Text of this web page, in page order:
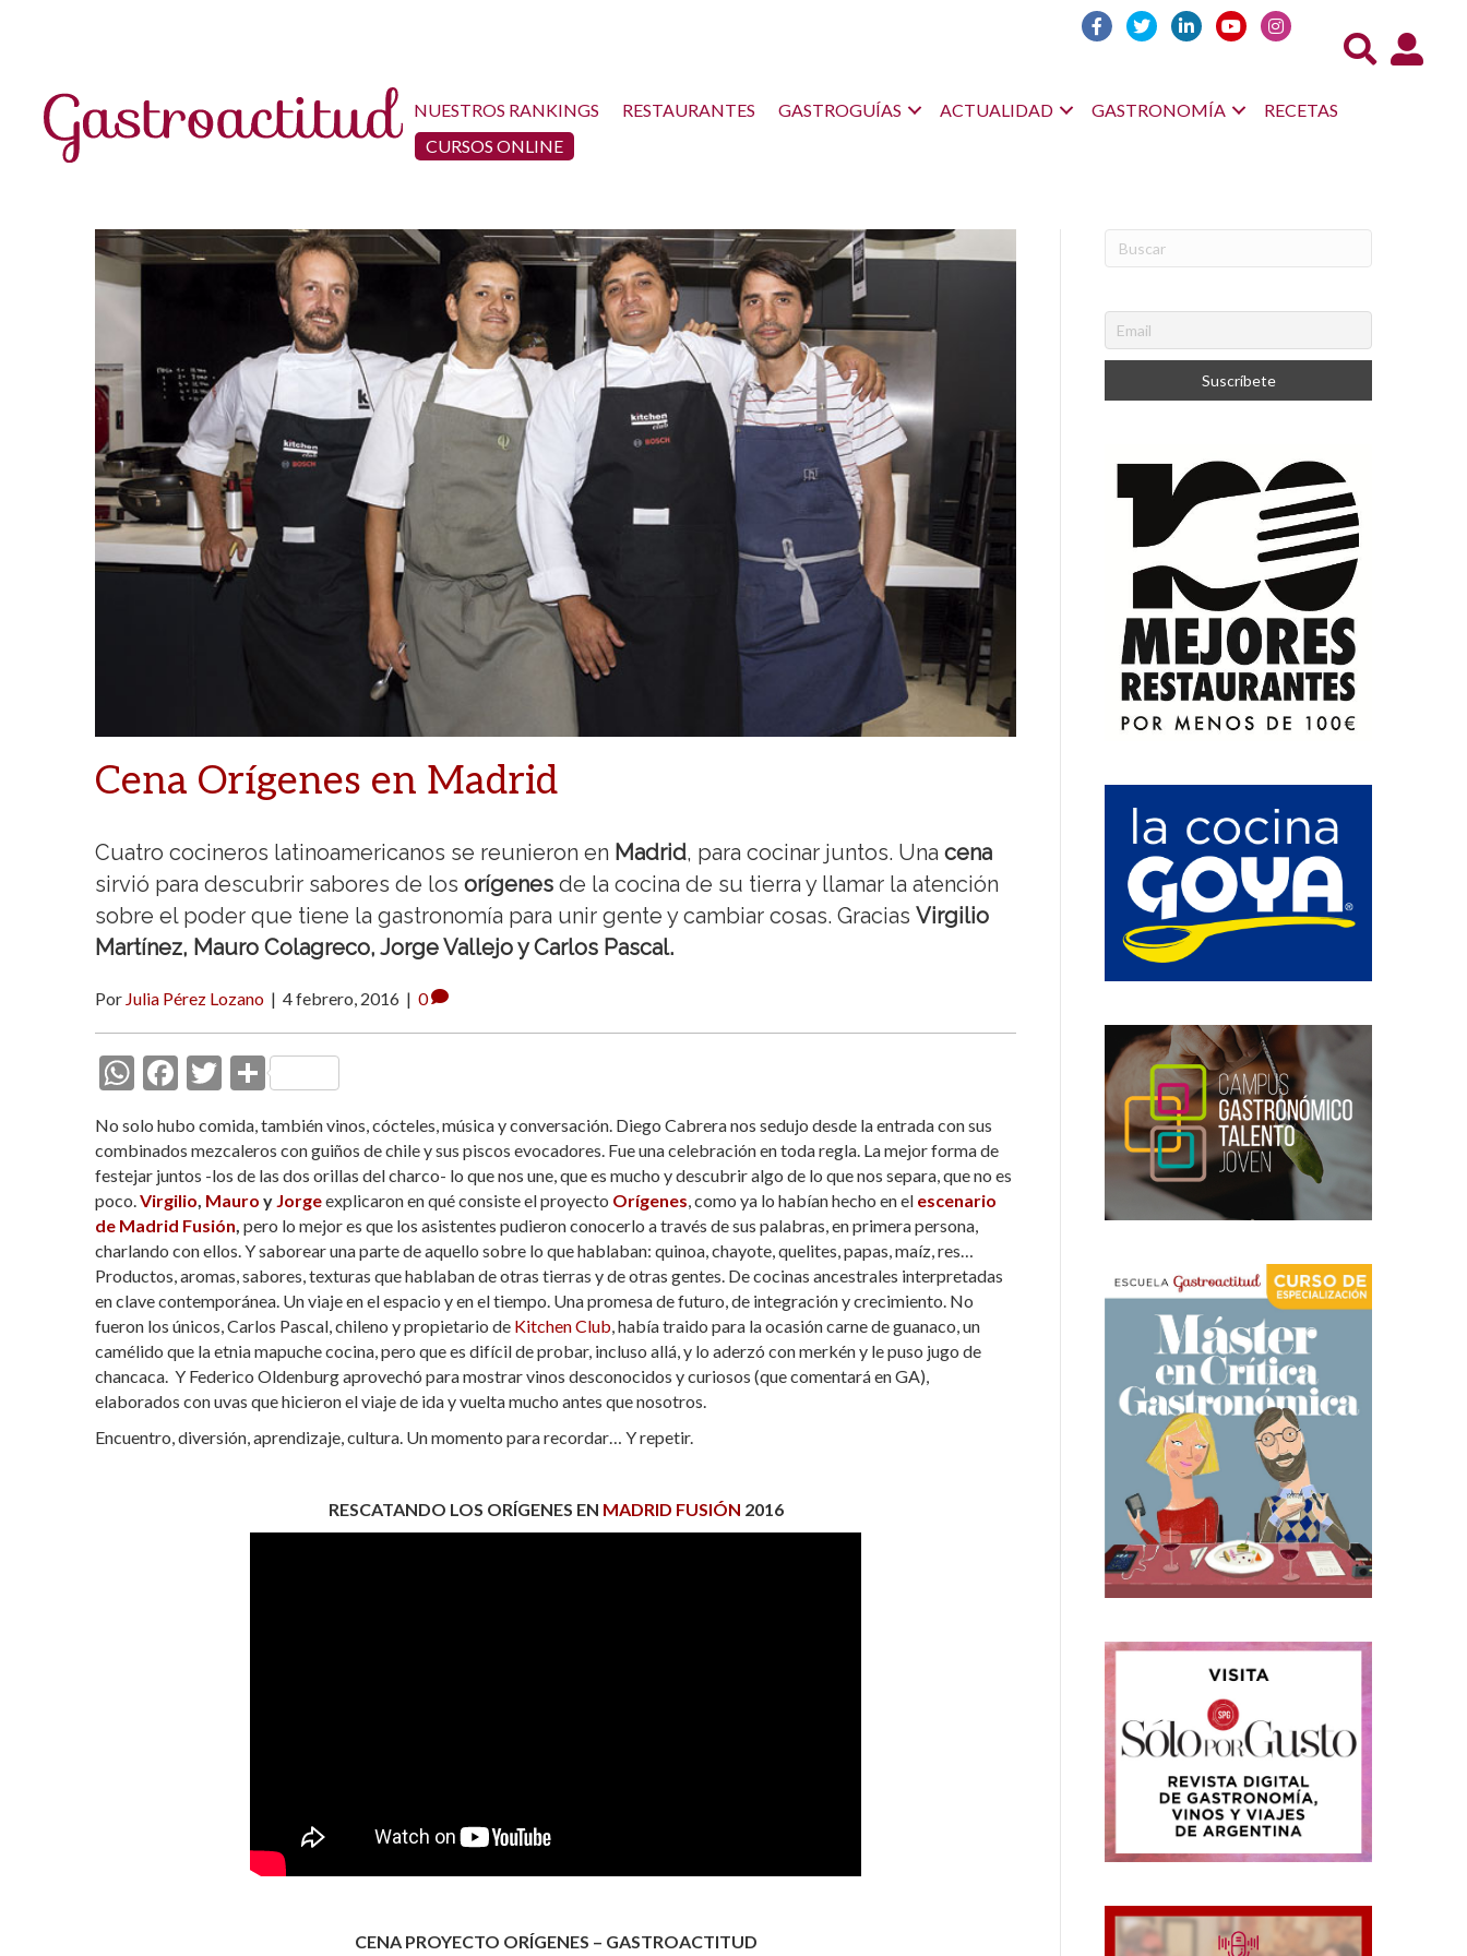
Acceso
NUESTROS RANKINGS RESTAURANTES GASTROGUÍAS ACTUALIDAD GASTRONOMÍA
RECETAS
CURSOS ONLINE
Cena Orígenes en Madrid
Cuatro cocineros latinoamericanos se reunieron en Madrid, para cocinar juntos. Una cena
sirvió para descubrir sabores de los orígenes de la cocina de su tierra y llamar la atención
sobre el poder que tiene la gastronomía para unir gente y cambiar cosas. Gracias Virgilio
Martínez, Mauro Colagreco, Jorge Vallejo y Carlos Pascal.
Por Julia Pérez Lozano | 4 febrero, 2016 | 0
W
at
s
A
p
p
F
e
b
o
o
k
T
itt
er
C
m
p
ar
ti
r
No solo hubo comida, también vinos, cócteles, música y conversación. Diego Cabrera nos sedujo desde la entrada con sus
combinados mezcaleros con guiños de chile y sus piscos evocadores. Fue una celebración en toda regla. La mejor forma de
festejar juntos -los de las dos orillas del charco- lo que nos une, que es mucho y descubrir algo de lo que nos separa, que no es
poco.Virgilio, Mauro y Jorgeexplicaron en qué consiste el proyecto Orígenes, como ya lo habían hecho en el escenario
de Madrid Fusión, pero lo mejor es que los asistentes pudieron conocerlo a través de sus palabras, en primera persona,
charlando con ellos. Y saborear una parte de aquello sobre lo que hablaban: quinoa, chayote, quelites, papas, maíz, res…
Productos, aromas, sabores, texturas que hablaban de otras tierras y de otras gentes. De cocinas ancestrales interpretadas
en clave contemporánea. Un viaje en el espacio y en el tiempo. Una promesa de futuro, de integración y crecimiento. No
fueron los únicos, Carlos Pascal, chileno y propietario de Kitchen Club, había traido para la ocasión carne de guanaco, un
camélido que la etnia mapuche cocina, pero que es difícil de probar, incluso allá, y lo aderzó con merkén y le puso jugo de
chancaca. Y Federico Oldenburg aprovechó para mostrar vinos desconocidos y curiosos (que comentará en GA),
elaborados con uvas que hicieron el viaje de ida y vuelta mucho antes que nosotros.
Encuentro, diversión, aprendizaje, cultura. Un momento para recordar… Y repetir.
RESCATANDO LOS ORÍGENES EN MADRID FUSIÓN 2016
CENA PROYECTO ORÍGENES – GASTROACTITUD